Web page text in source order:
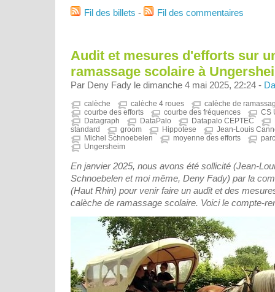
Fil des billets - Fil des commentaires
Audit et mesures d'efforts sur
ramassage scolaire à
Par Deny Fady le dimanche 4 mai 2025, 22:24 -
calèche calèche 4 roues
calèche de
courbe des efforts
courbe des fréquences
CS
Datagraph
DataPalo Datapalo CEPTEC
standard
groom Hippotese
Jean-Louis
Michel Schnoebelen
moyenne des efforts
Ungersheim
En janvier 2025, nous avons été sollicité (Jean-
Schnoebelen et moi même, Deny Fady) par la
(Haut Rhin) pour venir faire un audit et des
calèche de ramassage scolaire. Voici le compte-